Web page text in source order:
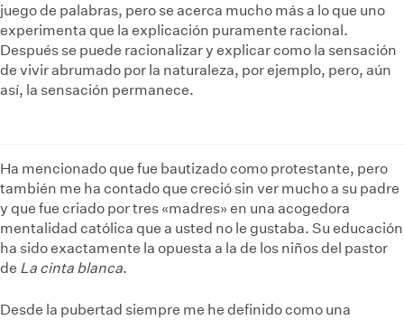
juego de palabras, pero se acerca mucho más a lo que uno
experimenta que la explicación puramente racional.
Después se puede racionalizar y explicar como la sensación
de vivir abrumado por la naturaleza, por ejemplo, pero, aún
así, la sensación permanece.
Ha mencionado que fue bautizado como protestante, pero
también me ha contado que creció sin ver mucho a su padre
y que fue criado por tres «madres» en una acogedora
mentalidad católica que a usted no le gustaba. Su educación
ha sido exactamente la opuesta a la de los niños del pastor
de La cinta blanca.
Desde la pubertad siempre me he definido como una